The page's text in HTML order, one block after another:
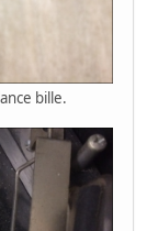
bille.